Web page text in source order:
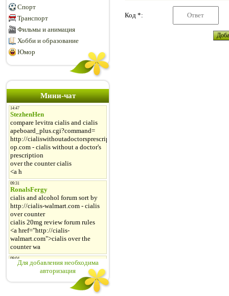
Спорт
Транспорт
Фильмы и анимация
Хобби и образование
Юмор
Мини-чат
Для добавления необходима
авторизация
Код *: